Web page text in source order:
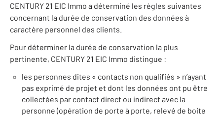
CENTURY 21 EIC Immo a déterminé les règles suivantes
concernant la durée de conservation des données à
caractère personnel des clients.
Pour déterminer la durée de conservation la plus
pertinente, CENTURY 21 EIC Immo distingue :
les personnes dites « contacts non qualifiés » n’ayant
pas exprimé de projet et dont les données ont pu être
collectées par contact direct ou indirect avec la
personne (opération de porte à porte, relevé de boite